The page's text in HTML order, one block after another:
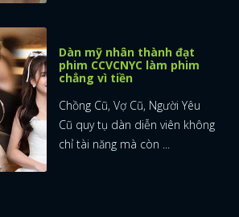
Dàn mỹ nhân thành đạt
phim CCVCNYC làm phim
chẳng vì tiền
Chồng Cũ, Vợ Cũ, Người Yêu
Cũ quy tụ dàn diễn viên không
chỉ tài năng mà còn ...